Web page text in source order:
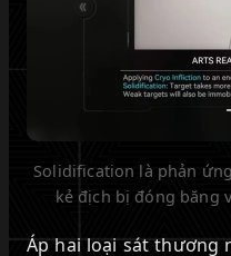
Solidification là phản
kẻ địch bị đóng băng
Áp hai loại sát thương